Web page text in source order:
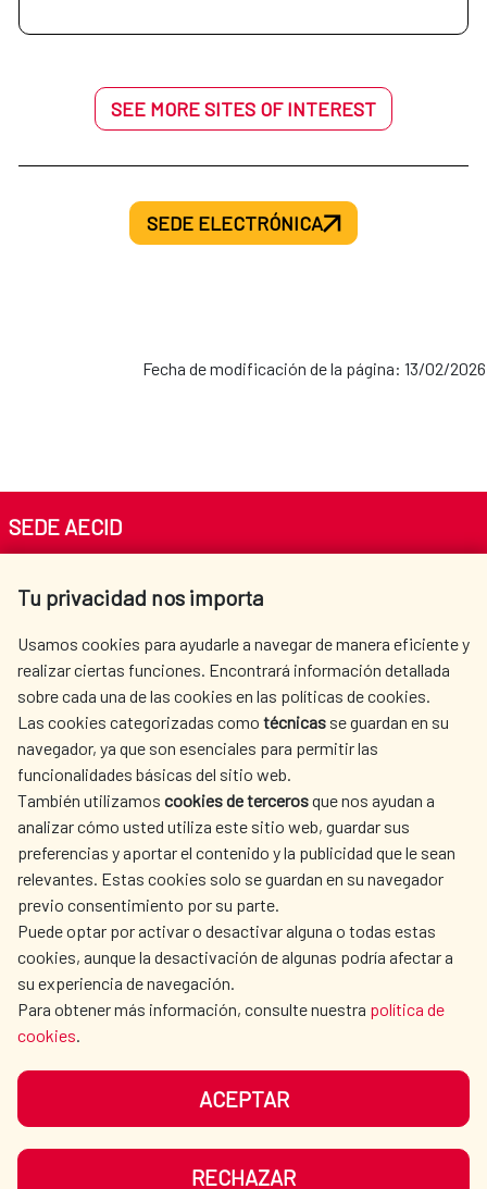
SEE MORE SITES OF INTEREST
SEDE ELECTRÓNICA
Fecha de modificación de la página: 13/02/2026
Tu privacidad nos importa
Usamos cookies para ayudarle a navegar de manera eficiente y
realizar ciertas funciones. Encontrará información detallada
sobre cada una de las cookies en las políticas de cookies.
Las cookies categorizadas como técnicas se guardan en su
navegador, ya que son esenciales para permitir las
funcionalidades básicas del sitio web.
También utilizamos cookies de tercerosque nos ayudan a
analizar cómo usted utiliza este sitio web, guardar sus
preferencias y aportar el contenido y la publicidad que le sean
relevantes. Estas cookies solo se guardan en su navegador
previo consentimiento por su parte.
Puede optar por activar o desactivar alguna o todas estas
cookies, aunque la desactivación de algunas podría afectar a
su experiencia de navegación.
Para obtener más información, consulte nuestra política de
cookies.
ACEPTAR
RECHAZAR
SEDE AECID
Tel. +34 900 20 30 54​​​​​​​
AECID
WHERE DO WE COOPERATE?
SPANISH HUMANITARIAN
ACTION
PRESS ROOM
CULTURE AND SCIENCE LIBRARY
OUR SOCIAL MEDIA
DATA PROTECTION
SITEMAP